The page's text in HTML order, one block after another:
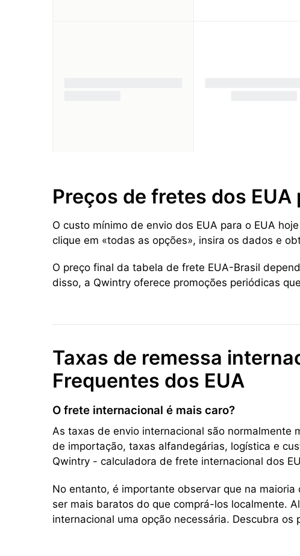
Preços de fretes dos
O custo mínimo de envio dos EUA para o EUA
clique em «todas as opções», insira os dados e
O preço final da tabela de frete EUA-Brasil
disso, a Qwintry oferece promoções periódicas
Taxas de remessa
Frequentes dos EUA
O frete internacional é mais caro?
As taxas de envio internacional são normalmente
de importação, taxas alfandegárias, logística e
Qwintry - calculadora de frete internacional dos
No entanto, é importante observar que na
ser mais baratos do que comprá-los localmente.
internacional uma opção necessária. Descubra